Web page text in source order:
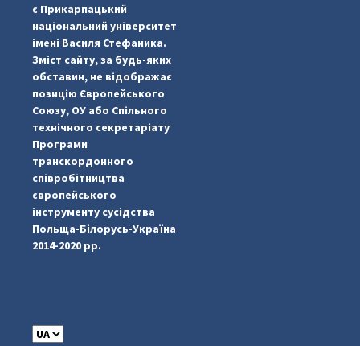
#PipIvanToday
є Прикарпацький
національний університет
імені Василя Стефаника.
Зміст сайту, за будь-яких
обставин, не відображає
позицію Європейського
Союзу, ОУ або Спільного
технічного секретаріату
Програми
транскордонного
співробітництва
європейського
інструменту сусідства
Польща-Білорусь-Україна
2014-2020 рр.
C